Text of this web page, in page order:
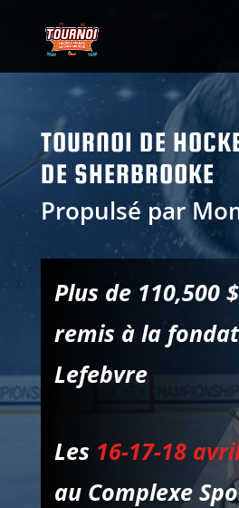
TOURNOI DE
DE SHERBROOKE
Propulsé par
Plus de 110,500 $
remis à la
Lefebvre
Les 16-17-18
au Complexe